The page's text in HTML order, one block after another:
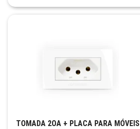
TOMADA 2OA + PLACA PARA MÓVEIS